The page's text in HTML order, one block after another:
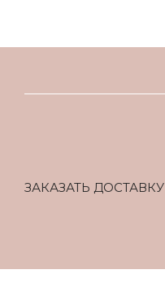
ЗАКАЗАТЬ ДОСТАВКУ